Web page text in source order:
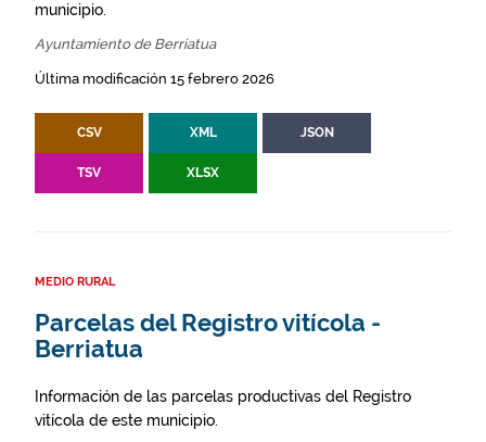
municipio.
Ayuntamiento de Berriatua
Última modificación 15 febrero 2026
CSV XML JSON
TSV XLSX
MEDIO RURAL
Parcelas del Registro vitícola -
Berriatua
Información de las parcelas productivas del Registro
vitícola de este municipio.